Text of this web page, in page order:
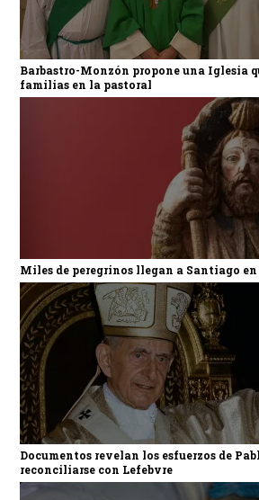
Barbastro-Monzón propone una Iglesia
familias en la pastoral
Miles de peregrinos llegan a Santiago
Documentos revelan los esfuerzos de
reconciliarse con Lefebvre